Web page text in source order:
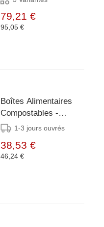
79,21 €
95,05 €
Boîtes Alimentaires
Compostables -
Bagasse 2
Pièces
1-3 jours ouvrés
38,53 €
46,24 €